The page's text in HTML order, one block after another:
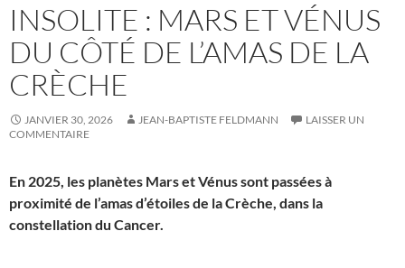
INSOLITE : MARS ET VÉNUS
DU CÔTÉ DE L’AMAS DE LA
CRÈCHE
JANVIER 30, 2026 JEAN-BAPTISTE FELDMANN
LAISSER UN
COMMENTAIRE
En 2025, les planètes Mars et Vénus sont passées à
proximité de l’amas d’étoiles de la Crèche, dans la
constellation du Cancer.